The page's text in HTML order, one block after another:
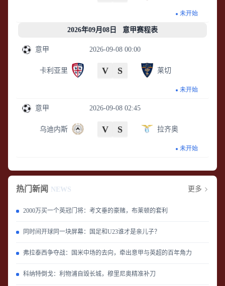
未开始
2026年09月08日 意甲赛程表
2026-09-08 00:00
意甲
卡利亚里 V S 莱切
未开始
2026-09-08 02:45
意甲
乌迪内斯 V S 拉齐奥
未开始
热门新闻 NEWS 更多
2000万买一个英冠门将：考文垂的豪赌，布莱顿的套利
同时间开球同一块屏幕：国足和U23谁才是亲儿子？
弗拉泰西争夺战：国米中场的去向，牵出意甲与英超的百年角力
科纳特倒戈：利物浦自毁长城，穆里尼奥精准补刀